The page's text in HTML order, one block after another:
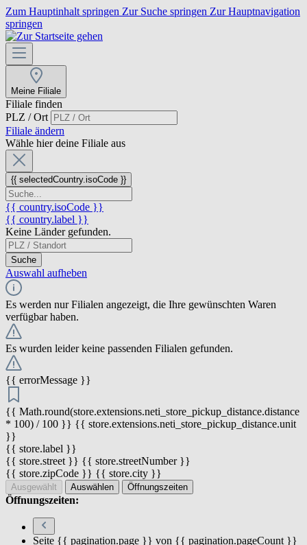
Zum Hauptinhalt springen Zur Suche springen Zur Hauptnavigation
springen
Meine Filiale
Filiale finden
PLZ / Ort
Filiale ändern
Wähle hier deine Filiale aus
{{ selectedCountry.isoCode }}
{{ country.isoCode }}
{{ country.label }}
Keine Länder gefunden.
Suche
Auswahl aufheben
Es werden nur Filialen angezeigt, die Ihre gewünschten Waren
verfügbar haben.
Es wurden leider keine passenden Filialen gefunden.
{{ errorMessage }}
{{ Math.round(store.extensions.neti_store_pickup_distance.distance
* 100) / 100 }} {{ store.extensions.neti_store_pickup_distance.unit
}}
{{ store.label }}
{{ store.street }} {{ store.streetNumber }}
{{ store.zipCode }} {{ store.city }}
Ausgewählt Auswählen Öffnungszeiten
Öffnungszeiten:
Seite {{ pagination.page }} von {{ pagination.pageCount }}